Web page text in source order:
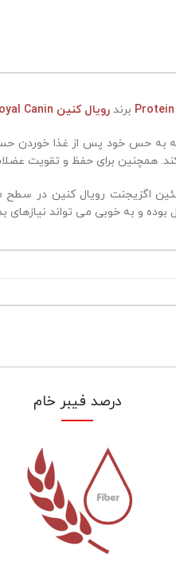
برند رویال کنین Royal Canin
همچنین برای حفظ و تقویت
اگزیجنت رویال کنین در سطح
و به خوبی می تواند نیازهای
درصد فیبر خام